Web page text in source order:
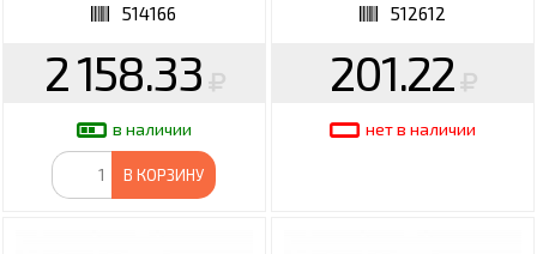
514166
2 158.33
в наличии
В КОРЗИНУ
512612
201.22
нет в наличии